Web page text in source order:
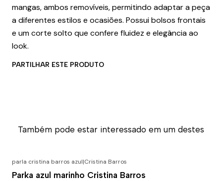
mangas, ambos removíveis, permitindo adaptar a peça
a diferentes estilos e ocasiões. Possui bolsos frontais
e um corte solto que confere fluidez e elegância ao
look.
PARTILHAR ESTE PRODUTO
Também pode estar interessado em um destes
parla cristina barros azul|Cristina Barros
Parka azul marinho Cristina Barros